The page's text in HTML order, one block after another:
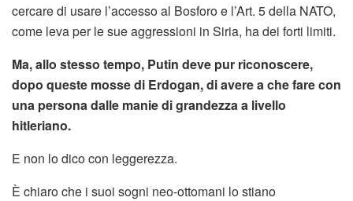
cercare di usare l’accesso al Bosforo e l’Art. 5 della NATO,
come leva per le sue aggressioni in Siria, ha dei forti limiti.
Ma, allo stesso tempo, Putin deve pur riconoscere,
dopo queste mosse di Erdogan, di avere a che fare con
una persona dalle manie di grandezza a livello
hitleriano.
E non lo dico con leggerezza.
È chiaro che i suoi sogni neo-ottomani lo stiano